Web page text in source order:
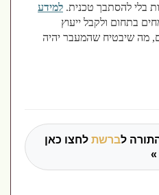
בלי להסתבך טכנית.למידע
בתחום ולקבל ייעוץ
שיבטיח שהמעבר יהיה
לברשתלחצו כאן